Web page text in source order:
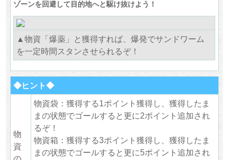
ゾーンを回避して目的地へと駆け抜けよう！
▲物資「爆薬」と獲得すれば、爆発でサンドワーム
を一定時間スタンさせられるぞ！
◆ヒント◆
物
資
物資袋：獲得する1ポイント獲得し、獲得したま
まの状態でゴールすると更に2ポイント追加され
るぞ！
物資箱：獲得する3ポイント獲得し、獲得したま
まの状態でゴールすると更に5ポイント追加され